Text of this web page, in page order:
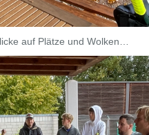
auf Plätze und Wolken…